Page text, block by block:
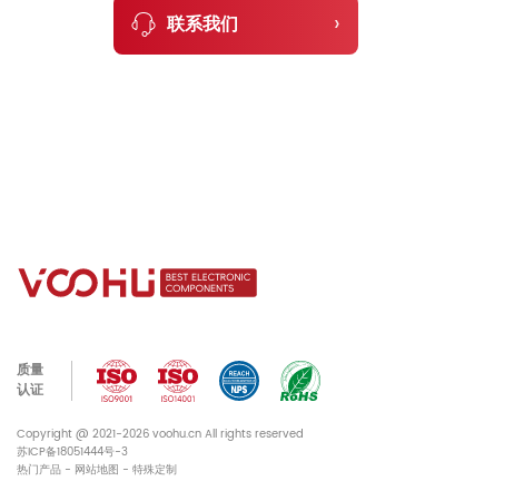
联系我们 ›
质量
认证
Copyright @ 2021-2026 voohu.cn All rights reserved
苏ICP备18051444号-3
热门产品 - 网站地图 - 特殊定制